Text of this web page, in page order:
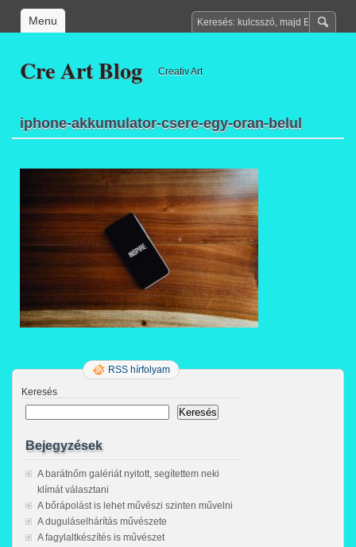
Menu
Cre Art Blog Creativ Art
iphone-akkumulator-csere-egy-oran-belul
RSS hírfolyam
Keresés
Keresés
Bejegyzések
A barátnőm galériát nyitott, segítettem neki
klímát választani
A bőrápolást is lehet művészi szinten művelni
A duguláselhárítás művészete
A fagylaltkészítés is művészet